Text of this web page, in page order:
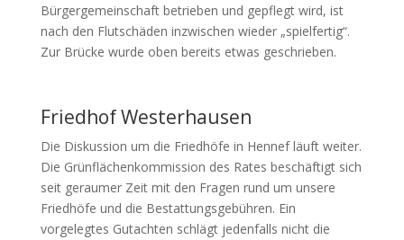
Bürgergemeinschaft betrieben und gepflegt wird, ist
nach den Flutschäden inzwischen wieder „spielfertig“.
Zur Brücke wurde oben bereits etwas geschrieben.
Friedhof Westerhausen
Die Diskussion um die Friedhöfe in Hennef läuft weiter.
Die Grünflächenkommission des Rates beschäftigt sich
seit geraumer Zeit mit den Fragen rund um unsere
Friedhöfe und die Bestattungsgebühren. Ein
vorgelegtes Gutachten schlägt jedenfalls nicht die